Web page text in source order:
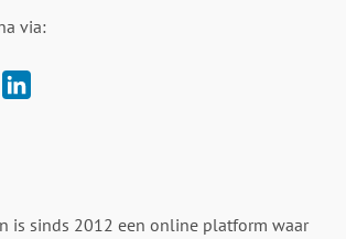
via:
Twitter
is sinds 2012 een online platform waar